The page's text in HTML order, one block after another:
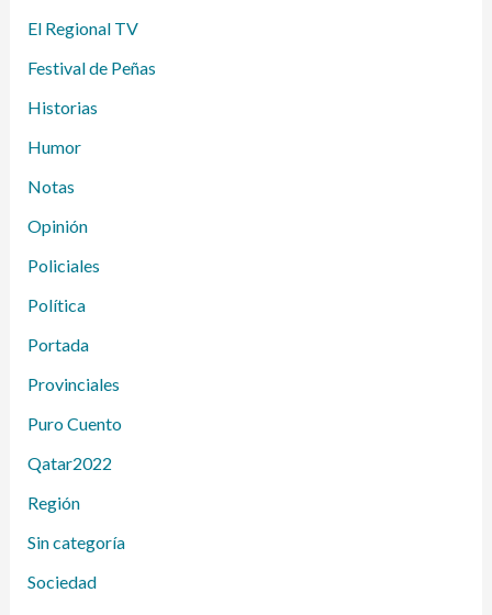
El Regional TV
Festival de Peñas
Historias
Humor
Notas
Opinión
Policiales
Política
Portada
Provinciales
Puro Cuento
Qatar2022
Región
Sin categoría
Sociedad